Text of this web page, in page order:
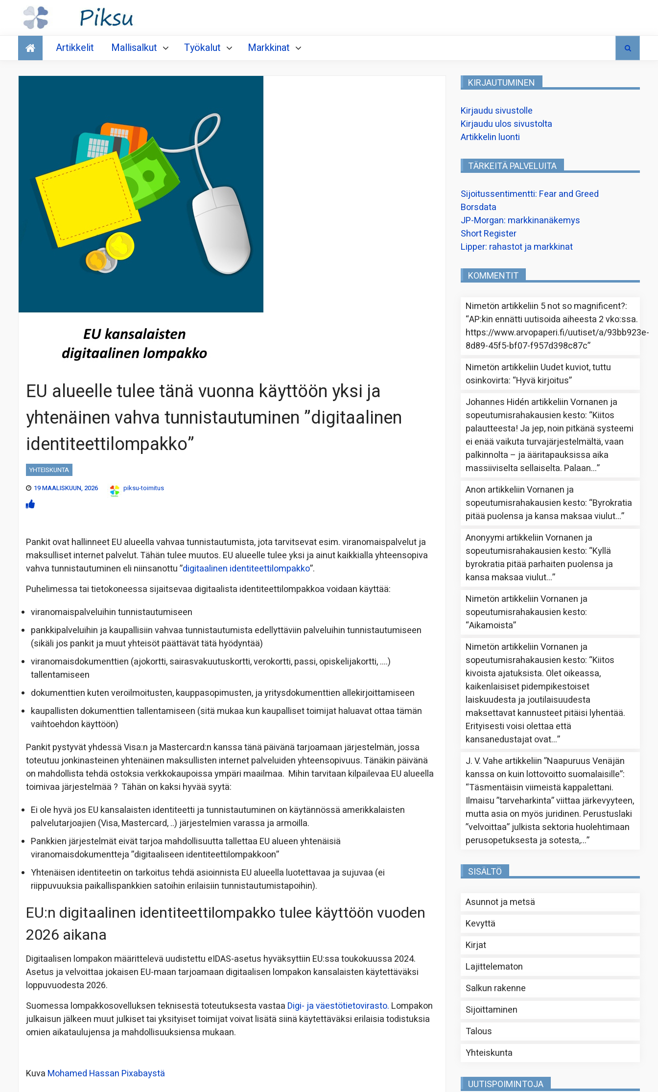
Talous
Artikkelit Mallisalkut Työkalut Markkinat
EU alueelle tulee tänä vuonna käyttöön yksi ja
yhtenäinen vahva tunnistautuminen ”digitaalinen
identiteettilompakko”
YHTEISKUNTA
19 MAALISKUUN, 2026
piksu-toimitus
Pankit ovat hallinneet EU alueella vahvaa tunnistautumista, jota tarvitsevat esim. viranomaispalvelut ja
maksulliset internet palvelut. Tähän tulee muutos. EU alueelle tulee yksi ja ainut kaikkialla yhteensopiva
vahva tunnistautuminen eli niinsanottu ”digitaalinen identiteettilompakko”.
Puhelimessa tai tietokoneessa sijaitsevaa digitaalista identiteettilompakkoa voidaan käyttää:
viranomaispalveluihin tunnistautumiseen
pankkipalveluihin ja kaupallisiin vahvaa tunnistautumista edellyttäviin palveluihin tunnistautumiseen
(sikäli jos pankit ja muut yhteisöt päättävät tätä hyödyntää)
viranomaisdokumenttien (ajokortti, sairasvakuutuskortti, verokortti, passi, opiskelijakortti, ….)
tallentamiseen
dokumenttien kuten veroilmoitusten, kauppasopimusten, ja yritysdokumenttien allekirjoittamiseen
kaupallisten dokumenttien tallentamiseen (sitä mukaa kun kaupalliset toimijat haluavat ottaa tämän
vaihtoehdon käyttöön)
Pankit pystyvät yhdessä Visa:n ja Mastercard:n kanssa tänä päivänä tarjoamaan järjestelmän, jossa
toteutuu jonkinasteinen yhtenäinen maksullisten internet palveluiden yhteensopivuus. Tänäkin päivänä
on mahdollista tehdä ostoksia verkkokaupoissa ympäri maailmaa. Mihin tarvitaan kilpailevaa EU alueella
toimivaa järjestelmää ? Tähän on kaksi hyvää syytä:
Ei ole hyvä jos EU kansalaisten identiteetti ja tunnistautuminen on käytännössä amerikkalaisten
palvelutarjoajien (Visa, Mastercard, ..) järjestelmien varassa ja armoilla.
Pankkien järjestelmät eivät tarjoa mahdollisuutta tallettaa EU alueen yhtenäisiä
viranomaisdokumentteja ”digitaaliseen identiteettilompakkoon”
Yhtenäisen identiteetin on tarkoitus tehdä asioinnista EU alueella luotettavaa ja sujuvaa (ei
riippuvuuksia paikallispankkien satoihin erilaisiin tunnistautumistapoihin).
EU:n digitaalinen identiteettilompakko tulee käyttöön vuoden
2026 aikana
Digitaalisen lompakon määrittelevä uudistettu eIDAS-asetus hyväksyttiin EU:ssa toukokuussa 2024.
Asetus ja velvoittaa jokaisen EU-maan tarjoamaan digitaalisen lompakon kansalaisten käytettäväksi
loppuvuodesta 2026.
Suomessa lompakkosovelluksen teknisestä toteutuksesta vastaa Digi- ja väestötietovirasto. Lompakon
julkaisun jälkeen muut julkiset tai yksityiset toimijat voivat lisätä siinä käytettäväksi erilaisia todistuksia
omien aikataulujensa ja mahdollisuuksiensa mukaan.
Kuva Mohamed Hassan Pixabaystä
KIRJAUTUMINEN
Kirjaudu sivustolle
Kirjaudu ulos sivustolta
Artikkelin luonti
TÄRKEITÄ PALVELUITA
Sijoitussentimentti: Fear and Greed
Borsdata
JP-Morgan: markkinanäkemys
Short Register
Lipper: rahastot ja markkinat
KOMMENTIT
Nimetön artikkeliin 5 not so magnificent?:
“AP:kin ennätti uutisoida aiheesta 2 vko:ssa.
https://www.arvopaperi.fi/uutiset/a/93bb923e-
8d89-45f5-bf07-f957d398c87c”
Nimetön artikkeliin Uudet kuviot, tuttu
osinkovirta: “Hyvä kirjoitus”
Johannes Hidén artikkeliinVornanen ja
sopeutumisrahakausien kesto: “Kiitos
palautteesta! Ja jep, noin pitkänä systeemi
ei enää vaikuta turvajärjestelmältä, vaan
palkinnolta – ja ääritapauksissa aika
massiiviselta sellaiselta. Palaan…”
Anon artikkeliinVornanen ja
sopeutumisrahakausien kesto: “Byrokratia
pitää puolensa ja kansa maksaa viulut…”
Anonyymi artikkeliinVornanen ja
sopeutumisrahakausien kesto: “Kyllä
byrokratia pitää parhaiten puolensa ja
kansa maksaa viulut…”
Nimetön artikkeliinVornanen ja
sopeutumisrahakausien kesto:
“Aikamoista”
Nimetön artikkeliinVornanen ja
sopeutumisrahakausien kesto: “Kiitos
kivoista ajatuksista. Olet oikeassa,
kaikenlaisiset pidempikestoiset
laiskuudesta ja joutilaisuudesta
maksettavat kannusteet pitäisi lyhentää.
Erityisesti voisi olettaa että
kansanedustajat ovat…”
J. V. Vahe artikkeliin”Naapuruus Venäjän
kanssa on kuin lottovoitto suomalaisille”:
“Täsmentäisin viimeistä kappalettani.
Ilmaisu ”tarveharkinta” viittaa järkevyyteen,
mutta asia on myös juridinen. Perustuslaki
”velvoittaa” julkista sektoria huolehtimaan
perusopetuksesta ja sotesta,…”
SISÄLTÖ
Asunnot ja metsä
Kevyttä
Kirjat
Lajittelematon
Salkun rakenne
Sijoittaminen
Talous
Yhteiskunta
UUTISPOIMINTOJA